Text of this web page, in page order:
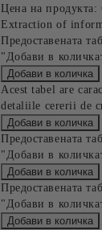
Цена на продукта:
Extraction of
Предоставената
"Добави в
Acest tabel are
detaliile cererii de
Предоставената
"Добави в
Предоставената
"Добави в